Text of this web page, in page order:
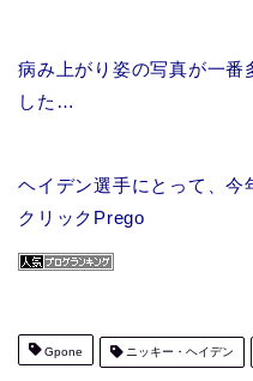
病み上がり姿の写真が一番
した…
ヘイデン選手にとって、
クリックPrego
Gpone ニッキー・ヘイデン